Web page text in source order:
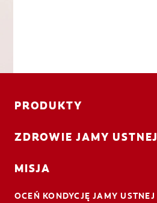
PRODUKTY
ZDROWIE JAMY USTNEJ
MISJA
OCEŃ KONDYCJĘ JAMY USTNEJ